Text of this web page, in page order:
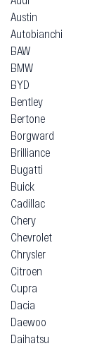
Austin
Autobianchi
BAW
BMW
BYD
Bentley
Bertone
Borgward
Brilliance
Bugatti
Buick
Cadillac
Chery
Chevrolet
Chrysler
Citroen
Cupra
Dacia
Daewoo
Daihatsu